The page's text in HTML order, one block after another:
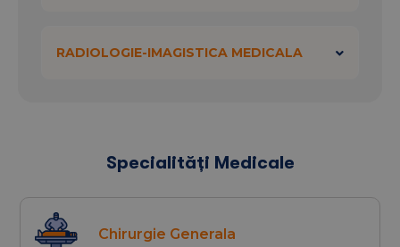
RADIOLOGIE-IMAGISTICA MEDICALA
Specialități Medicale
Chirurgie Generala